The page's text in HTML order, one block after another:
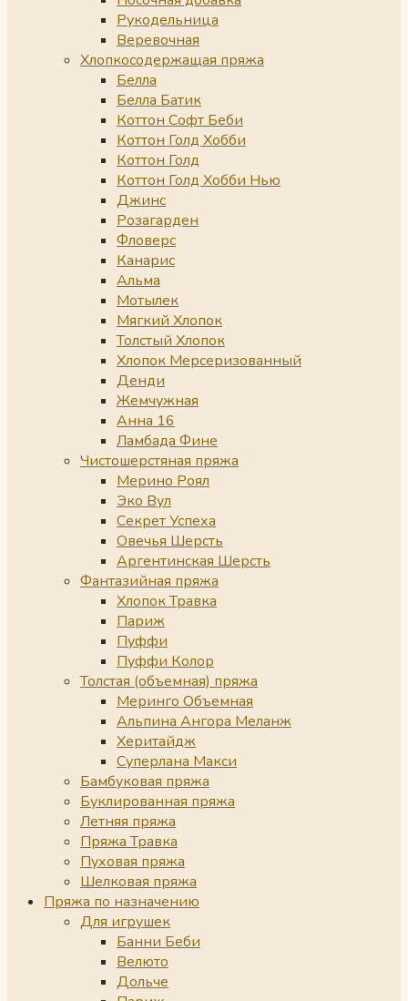
Рукодельница
Веревочная
Хлопкосодержащая пряжа
Белла
Белла Батик
Коттон Софт Беби
Коттон Голд Хобби
Коттон Голд
Коттон Голд Хобби Нью
Джинс
Розагарден
Фловерс
Канарис
Альма
Мотылек
Мягкий Хлопок
Толстый Хлопок
Хлопок Мерсеризованный
Денди
Жемчужная
Анна 16
Ламбада Фине
Чистошерстяная пряжа
Мерино Роял
Эко Вул
Секрет Успеха
Овечья Шерсть
Аргентинская Шерсть
Фантазийная пряжа
Хлопок Травка
Париж
Пуффи
Пуффи Колор
Толстая (объемная) пряжа
Меринго Объемная
Альпина Ангора Меланж
Херитайдж
Суперлана Макси
Бамбуковая пряжа
Буклированная пряжа
Летняя пряжа
Пряжа Травка
Пуховая пряжа
Шелковая пряжа
Пряжа по назначению
Для игрушек
Банни Беби
Велюто
Дольче